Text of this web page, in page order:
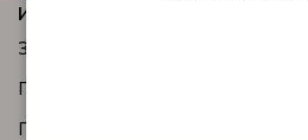
ИНФОРМАЦИЯ
За нас
Плащане и доставка
Правила и условия за бонус точки